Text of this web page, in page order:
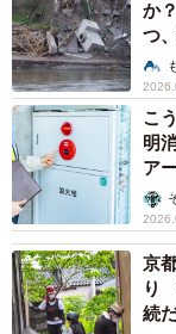
か
つ
避
こ
明
ア
京
り
続